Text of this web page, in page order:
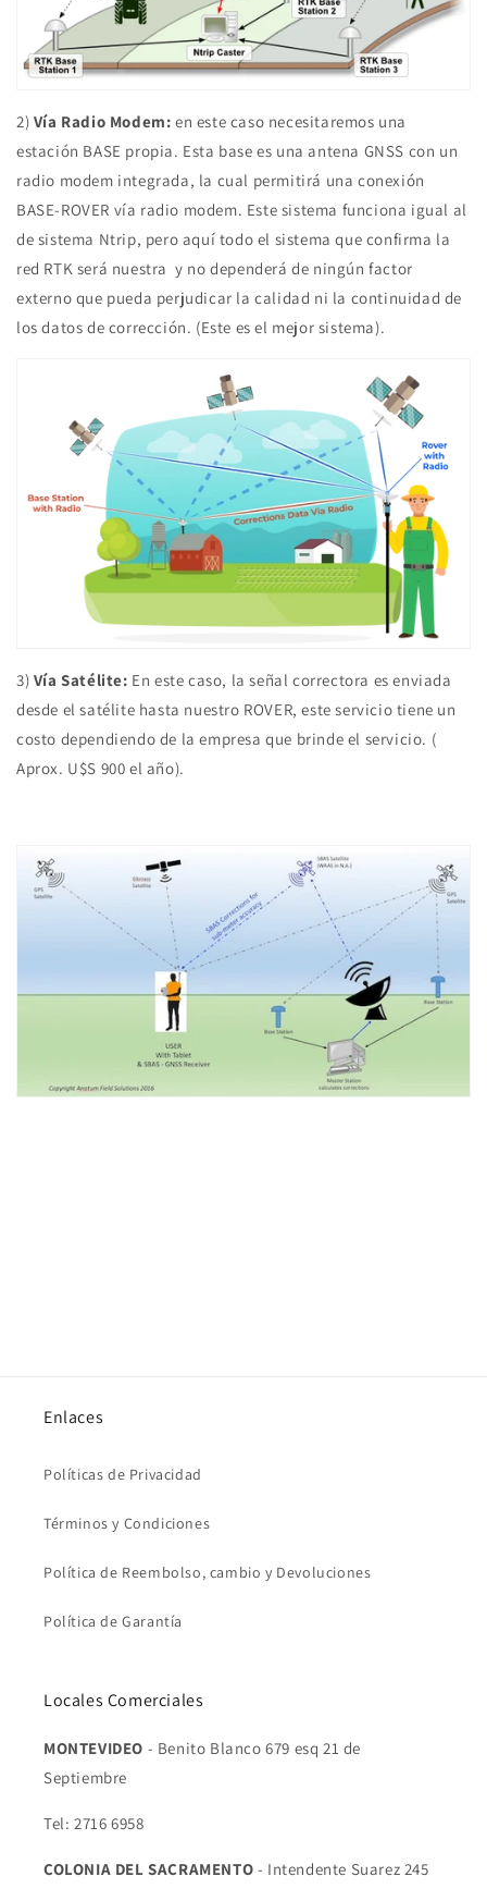
2) Vía Radio Modem: en este caso necesitaremos una
estación BASE propia. Esta base es una antena GNSS con un
radio modem integrada, la cual permitirá una conexión
BASE-ROVER vía radio modem. Este sistema funciona igual al
de sistema Ntrip, pero aquí todo el sistema que confirma la
red RTK será nuestra y no dependerá de ningún factor
externo que pueda perjudicar la calidad ni la continuidad de
los datos de corrección. (Este es el mejor sistema).
3) Vía Satélite: En este caso, la señal correctora es enviada
desde el satélite hasta nuestro ROVER, este servicio tiene un
costo dependiendo de la empresa que brinde el servicio. (
Aprox. U$S 900 el año).
Enlaces
Políticas de Privacidad
Términos y Condiciones
Política de Reembolso, cambio y Devoluciones
Política de Garantía
Locales Comerciales
MONTEVIDEO - Benito Blanco 679 esq 21 de
Septiembre
Tel: 2716 6958
COLONIA DEL SACRAMENTO - Intendente Suarez 245